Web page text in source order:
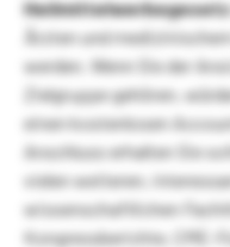
Heilmittelwerbegesetz
Ärzten und
werden. Wenn Sie der
Zielgruppe gehören,
einen kostenlosen
Anschluss erhalten Sie
vielen weiteren,
wissenschaftlichen
Kongressberichte, CME-